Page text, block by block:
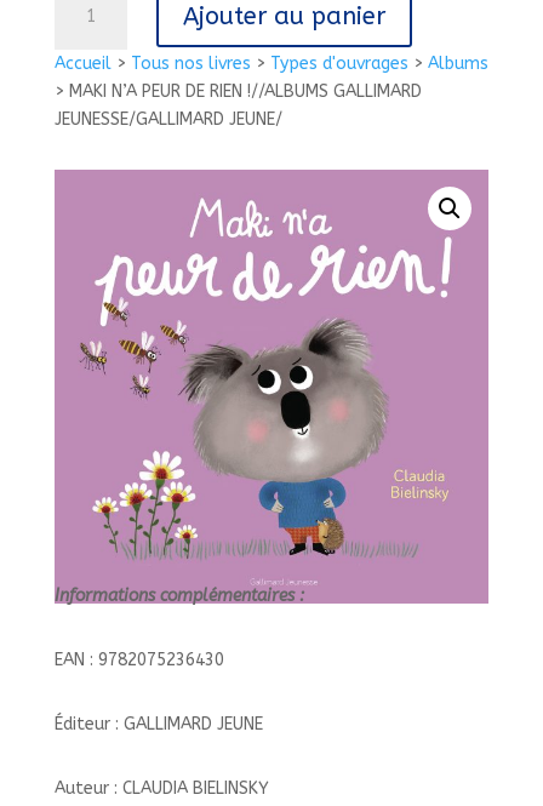
Accueil> Tous nos livres > Types d'ouvrages > Albums
> MAKI N’A PEUR DE RIEN !//ALBUMS GALLIMARD
JEUNESSE/GALLIMARD JEUNE/
MAKI
N'A
PEUR
JEUNE/
Ajouter au panier
Informations complémentaires :
EAN : 9782075236430
Éditeur : GALLIMARD JEUNE
Auteur : CLAUDIA BIELINSKY